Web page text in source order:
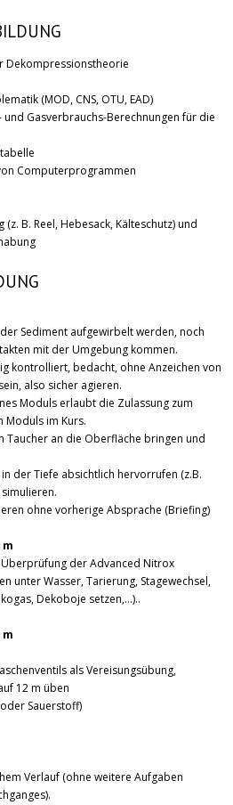
Dekompressionstheorie
(MOD, CNS, OTU, EAD)
und Gasverbrauchs-Berechnungen für die
Computerprogrammen
B. Reel, Hebesack, Kälteschutz) und
Sediment aufgewirbelt werden, noch
mit der Umgebung kommen.
kontrolliert, bedacht, ohne Anzeichen von
also sicher agieren.
Moduls erlaubt die Zulassung zum
Moduls im Kurs.
Taucher an die Oberfläche bringen und
der Tiefe absichtlich hervorrufen (z.B.
ohne vorherige Absprache (Briefing)
der Advanced Nitrox
unter Wasser, Tarierung, Stagewechsel,
Dekoboje setzen,…)..
als Vereisungsübung,
12 m üben
Sauerstoff)
Verlauf (ohne weitere Aufgaben